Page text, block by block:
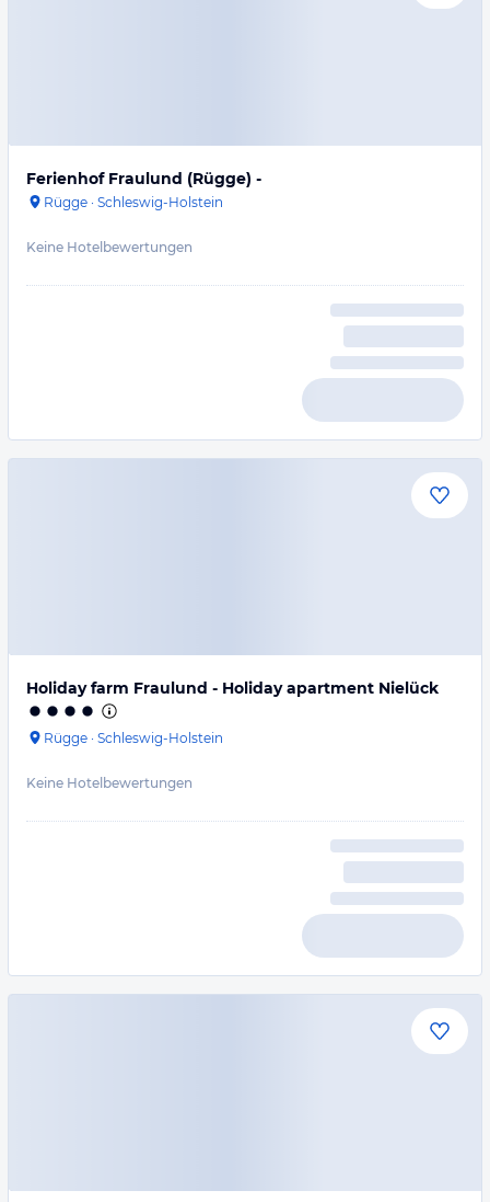
Ferienhof Fraulund (Rügge) -
Rügge · Schleswig-Holstein
Keine Hotelbewertungen
Holiday farm Fraulund - Holiday apartment Nielück
Rügge · Schleswig-Holstein
Keine Hotelbewertungen